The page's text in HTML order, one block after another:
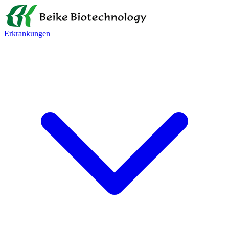
Erkrankungen